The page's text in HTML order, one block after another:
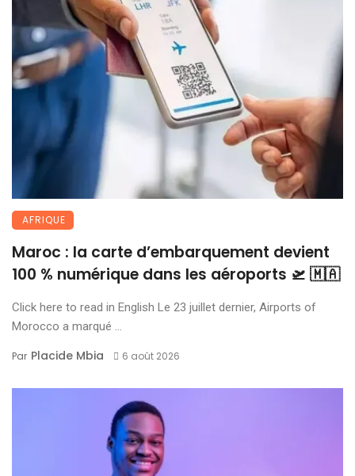
AFRIQUE
Maroc : la carte d’embarquement devient
100 % numérique dans les aéroports 🛫 🇲🇦
Click here to read in English Le 23 juillet dernier, Airports of
Morocco a marqué ...
Par Placide Mbia 6 août 2026